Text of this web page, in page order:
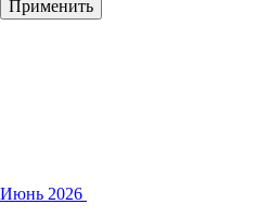
Июнь 2026